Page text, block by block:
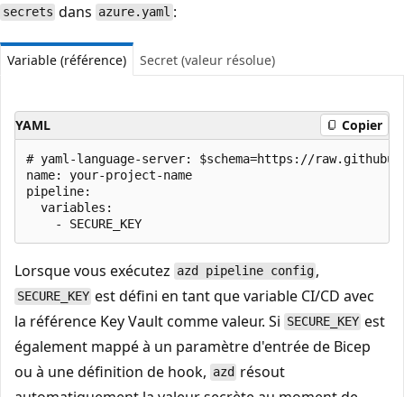
secrets dans azure.yaml :
Variable (référence) Secret (valeur résolue)
YAML Copier
# yaml-language-server: $schema=https://
name: your-project-name
pipeline:
  variables:
Lorsque vous exécutez azd pipeline config ,
SECURE_KEY est défini en tant que variable CI/CD avec
la référence Key Vault comme valeur. Si SECURE_KEY est
également mappé à un paramètre d'entrée de Bicep
ou à une définition de hook, azd résout